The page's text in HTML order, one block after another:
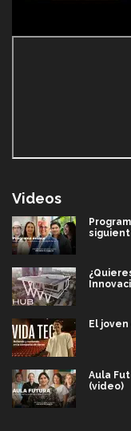
Videos
El
Aula
(video)